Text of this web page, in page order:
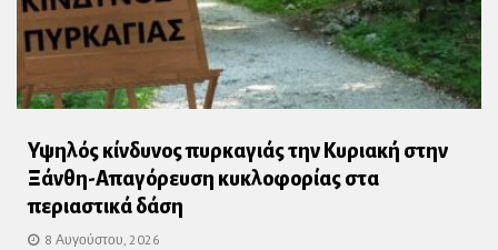
Υψηλός κίνδυνος πυρκαγιάς την Κυριακή στην
Ξάνθη-Απαγόρευση κυκλοφορίας στα
περιαστικά δάση
8 Αυγούστου, 2026